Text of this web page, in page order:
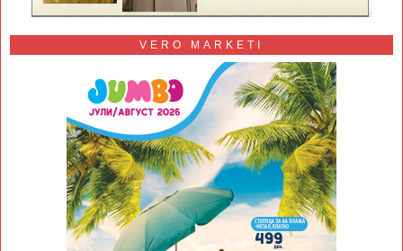
VERO MARKETI